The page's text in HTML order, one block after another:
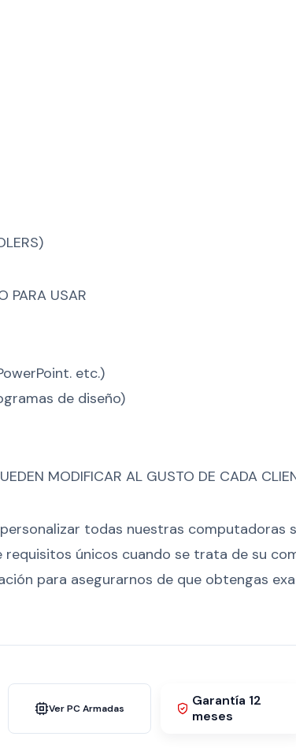
PARA USAR
etc.)
de diseño)
MODIFICAR AL GUSTO DE CADA
todas nuestras computadoras
únicos cuando se trata de su
para asegurarnos de que obtengas
Ver PC Armadas
Garantía 12
meses